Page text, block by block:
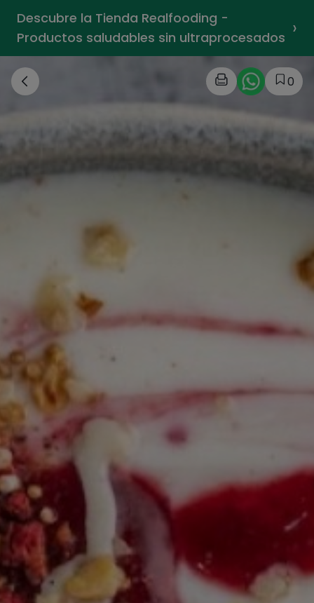
Descubre la Tienda Realfooding -
Productos saludables sin ultraprocesados ›
0